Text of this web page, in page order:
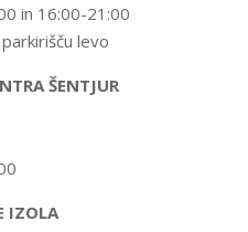
in 16:00-21:00
levo
ŠENTJUR
IZOLA